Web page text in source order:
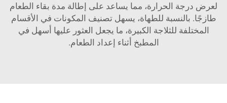
الحرارة، مما يساعد على إطالة مدة بقاء الطعام
للطهاة، يسهل تصنيف المكونات في الأقسام
للثلاجة الكبيرة، ما يجعل العثور عليها أسهل في
المطبخ أثناء إعداد الطعام.